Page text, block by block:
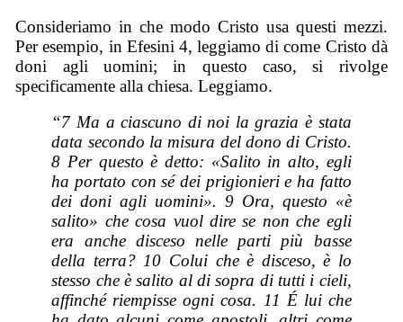
Consideriamo in che modo Cristo usa questi mezzi.
Per esempio, in Efesini 4, leggiamo di come Cristo dà
doni agli uomini; in questo caso, si rivolge
specificamente alla chiesa. Leggiamo.
“7 Ma a ciascuno di noi la grazia è stata
data secondo la misura del dono di Cristo.
8 Per questo è detto: «Salito in alto, egli
ha portato con sé dei prigionieri e ha fatto
dei doni agli uomini». 9 Ora, questo «è
salito» che cosa vuol dire se non che egli
era anche disceso nelle parti più basse
della terra? 10 Colui che è disceso, è lo
stesso che è salito al di sopra di tutti i cieli,
affinché riempisse ogni cosa. 11 É lui che